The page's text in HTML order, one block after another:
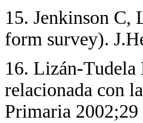
15. Jenkinson C,
form survey).
16. Lizán-Tudela
relacionada con
Primaria